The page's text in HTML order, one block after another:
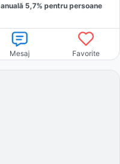
anuală 5,7% pentru persoane
Mesaj Favorite